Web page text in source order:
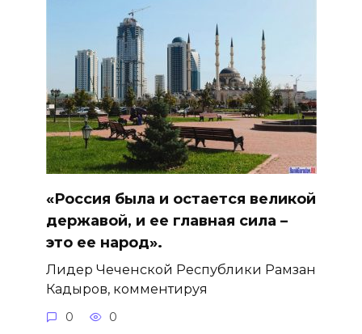
«Россия была и остается великой
державой, и ее главная сила –
это ее народ».
Лидер Чеченской Республики Рамзан
Кадыров, комментируя
0 0